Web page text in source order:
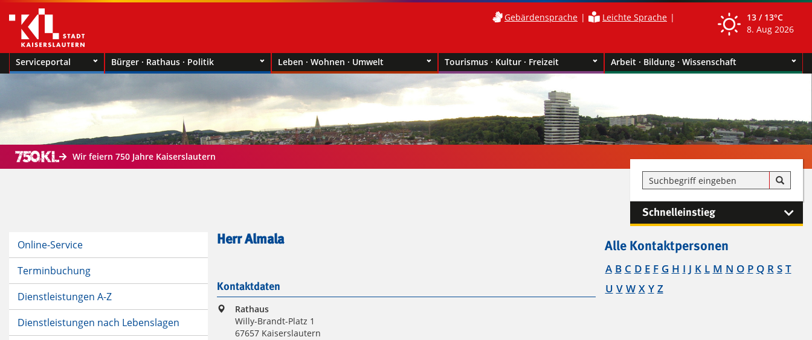
Gebärdensprache Leichte Sprache 13 / 13°C
8. Aug 2026
Serviceportal Bürger · Rathaus · Politik Leben · Wohnen · Umwelt Tourismus · Kultur · Freizeit Arbeit · Bildung · Wissenschaft
Wir feiern 750 Jahre Kaiserslautern
Schnelleinstieg
Online-Service
Terminbuchung
Dienstleistungen A-Z
Dienstleistungen nach Lebenslagen
Herr Almala
Kontaktdaten
Rathaus
Willy-Brandt-Platz 1
67657 Kaiserslautern
Alle Kontaktpersonen
A B C D E F G H I J K L M N O P Q R S T
U V W X Y Z